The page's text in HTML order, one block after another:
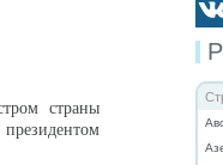
страны